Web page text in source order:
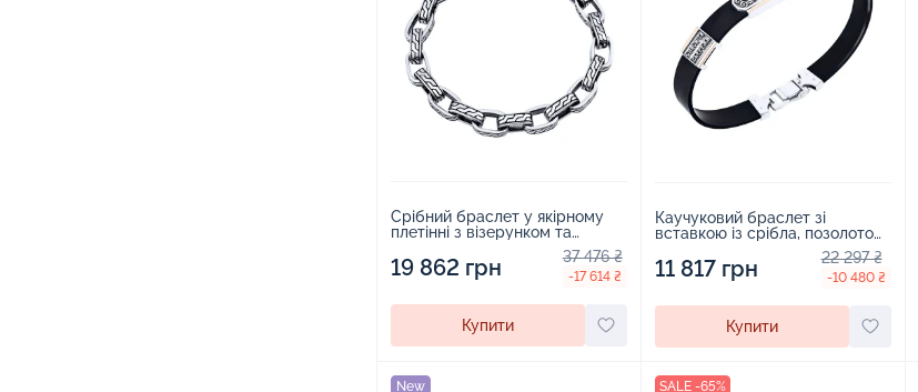
Срібний браслет у якірному
плетінні з візерунком та
19 862 грн 37 476 ₴
-17 614 ₴
Купити
Каучуковий браслет зі
вставкою із срібла, позолотою
та чорнінням - 2089115
11 817 грн 22 297 ₴
-10 480 ₴
Купити
New SALE -65%